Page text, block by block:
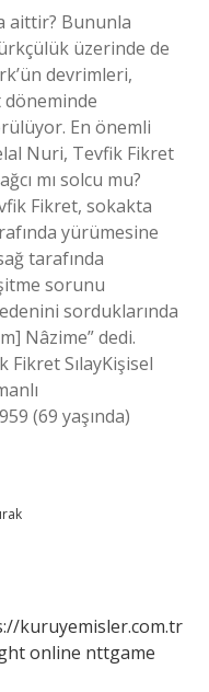
aittir? Bununla
üzerinde de
devrimleri,
döneminde
En önemli
Nuri, Tevfik Fikret
mı solcu mu?
Fikret, sokakta
yürümesine
tarafında
sorunu
sorduklarında
Nâzime” dedi.
SılayKişisel
(69 yaşında)
kuruyemisler.com.tr
online nttgame